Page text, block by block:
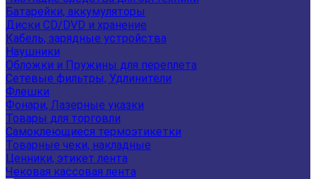
Батарейки, аккумуляторы
Диски CD/DVD и хранение
Кабель, зарядные устройства
Наушники
Обложки и Пружины для переплета
Сетевые фильтры, Удлинители
Флешки
Фонари, Лазерные указки
Товары для торговли
Самоклеющиеся термоэтикетки
Товарные чеки, накладные
Ценники, этикет лента
Чековая кассовая лента